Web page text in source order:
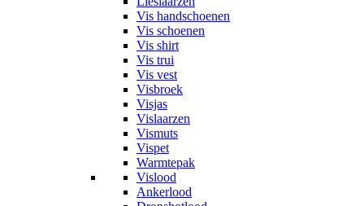
Vis handschoenen
Vis schoenen
Vis shirt
Vis trui
Vis vest
Visbroek
Visjas
Vislaarzen
Vismuts
Vispet
Warmtepak
Vislood
Ankerlood